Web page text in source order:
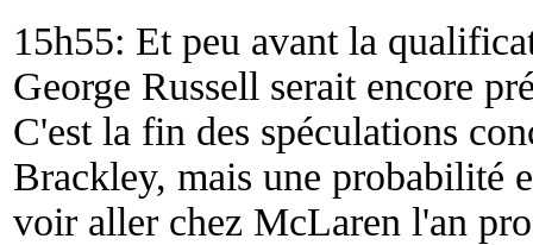
15h55: Et peu avant la
George Russell serait encore
C'est la fin des spéculations
Brackley, mais une probabilité
voir aller chez McLaren l'an